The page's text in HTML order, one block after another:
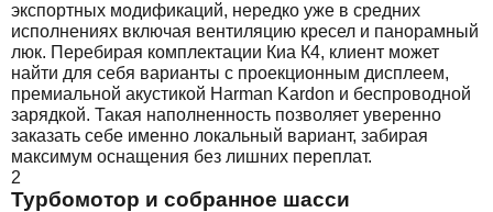
экспортных модификаций, нередко уже в средних
исполнениях включая вентиляцию кресел и панорамный
люк. Перебирая комплектации Киа К4, клиент может
найти для себя варианты с проекционным дисплеем,
премиальной акустикой Harman Kardon и беспроводной
зарядкой. Такая наполненность позволяет уверенно
заказать себе именно локальный вариант, забирая
максимум оснащения без лишних переплат.
2
Турбомотор и собранное шасси